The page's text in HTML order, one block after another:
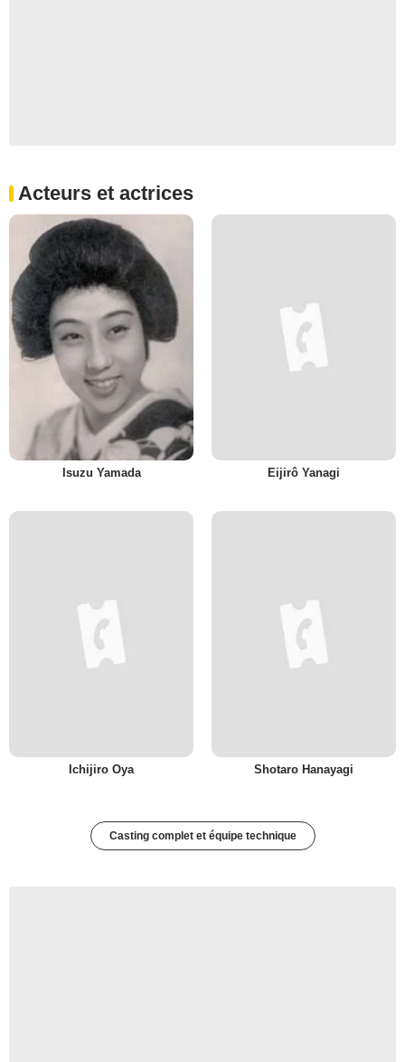
Acteurs et actrices
Isuzu Yamada Eijirô Yanagi
Ichijiro Oya Shotaro Hanayagi
Casting complet et équipe technique